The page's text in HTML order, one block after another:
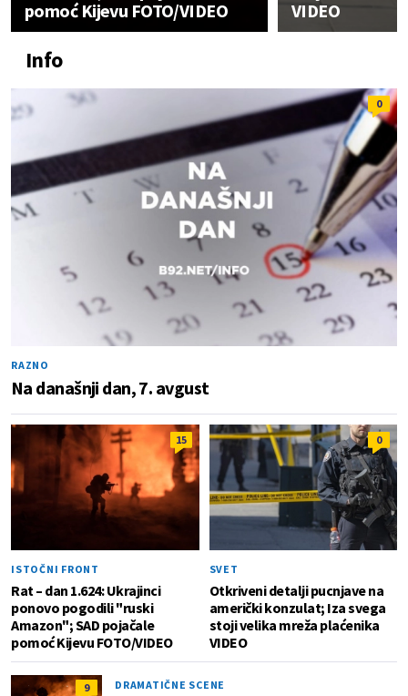
pomoć Kijevu FOTO/VIDEO
VIDEO
Info
0
RAZNO
Na današnji dan, 7. avgust
15
ISTOČNI FRONT
Rat – dan 1.624: Ukrajinci
ponovo pogodili "ruski
Amazon"; SAD pojačale
pomoć Kijevu FOTO/VIDEO
0
SVET
Otkriveni detalji pucnjave na
američki konzulat; Iza svega
stoji velika mreža plaćenika
VIDEO
9 DRAMATIČNE SCENE